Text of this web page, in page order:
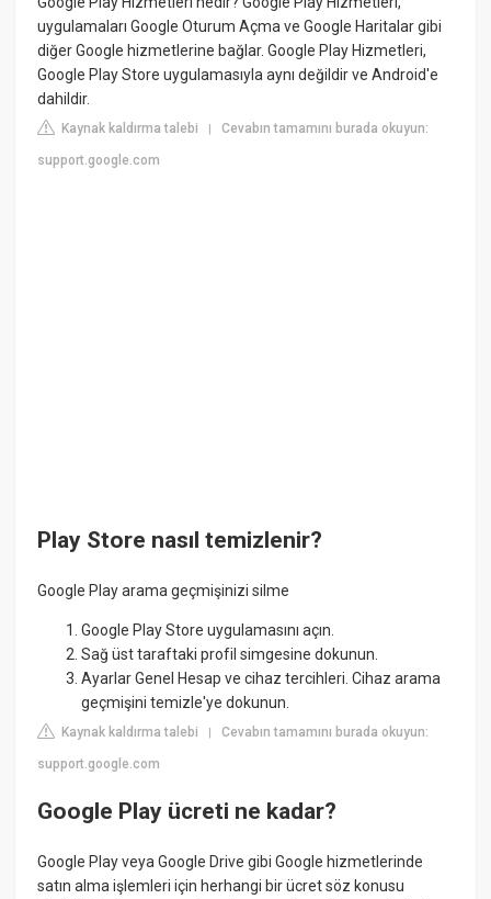
uygulamaları Google Oturum Açma ve Google Haritalar gibi
diğer Google hizmetlerine bağlar. Google Play Hizmetleri,
Google Play Store uygulamasıyla aynı değildir ve Android'e
dahildir.
Kaynak kaldırma talebi |Cevabın tamamını burada okuyun:
support.google.com
Play Store nasıl temizlenir?
Google Play arama geçmişinizi silme
Google Play Store uygulamasını açın.
Sağ üst taraftaki profil simgesine dokunun.
Ayarlar Genel Hesap ve cihaz tercihleri. Cihaz arama
geçmişini temizle'ye dokunun.
Kaynak kaldırma talebi |Cevabın tamamını burada okuyun:
support.google.com
Google Play ücreti ne kadar?
Google Play veya Google Drive gibi Google hizmetlerinde
satın alma işlemleri için herhangi bir ücret söz konusu